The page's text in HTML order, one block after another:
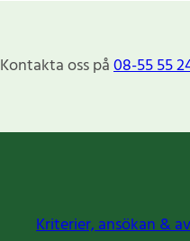
Kontakta oss på08-55 55
Kriterier, ansökan &